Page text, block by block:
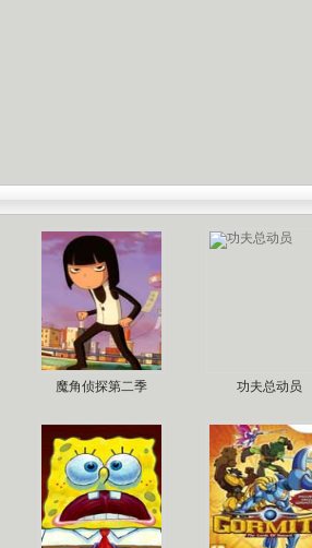
魔角侦探第二季 功夫总动员